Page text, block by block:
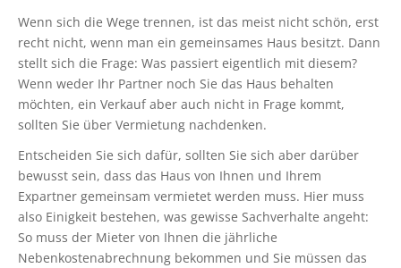
Wenn sich die Wege trennen, ist das meist nicht schön, erst
recht nicht, wenn man ein gemeinsames Haus besitzt. Dann
stellt sich die Frage: Was passiert eigentlich mit diesem?
Wenn weder Ihr Partner noch Sie das Haus behalten
möchten, ein Verkauf aber auch nicht in Frage kommt,
sollten Sie über Vermietung nachdenken.
Entscheiden Sie sich dafür, sollten Sie sich aber darüber
bewusst sein, dass das Haus von Ihnen und Ihrem
Expartner gemeinsam vermietet werden muss. Hier muss
also Einigkeit bestehen, was gewisse Sachverhalte angeht:
So muss der Mieter von Ihnen die jährliche
Nebenkostenabrechnung bekommen und Sie müssen das